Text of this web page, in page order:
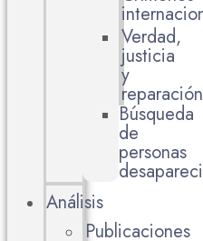
Verdad,
justicia
y
reparación
Búsqueda
de
personas
Análisis
Publicaciones